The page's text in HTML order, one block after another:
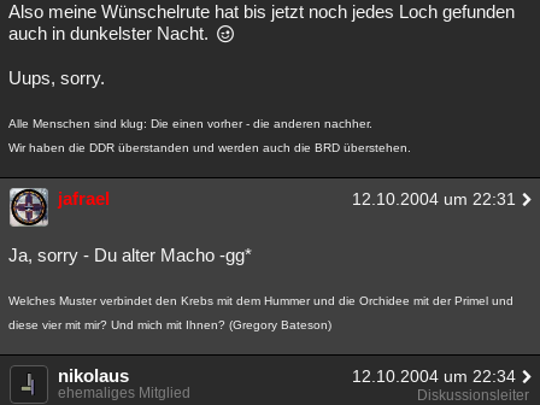
Also meine Wünschelrute hat bis jetzt noch jedes Loch gefunden
auch in dunkelster Nacht.
Uups, sorry.
Alle Menschen sind klug: Die einen vorher - die anderen nachher.
Wir haben die DDR überstanden und werden auch die BRD überstehen.
jafrael 12.10.2004 um 22:31
Ja, sorry - Du alter Macho -gg*
Welches Muster verbindet den Krebs mit dem Hummer und die Orchidee mit der Primel und
diese vier mit mir? Und mich mit Ihnen? (Gregory Bateson)
nikolaus 12.10.2004 um 22:34
ehemaliges Mitglied Diskussionsleiter